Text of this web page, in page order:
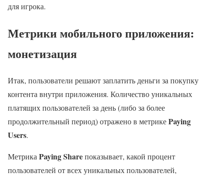
для игрока.
Метрики мобильного приложения:
монетизация
Итак, пользователи решают заплатить деньги за покупку
контента внутри приложения. Количество уникальных
платящих пользователей за день (либо за более
продолжительный период) отражено в метрикеPaying
Users.
Метрика Paying Shareпоказывает, какой процент
пользователей от всех уникальных пользователей,